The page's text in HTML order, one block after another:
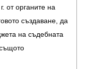
от органите на
създаване, да
на съдебната